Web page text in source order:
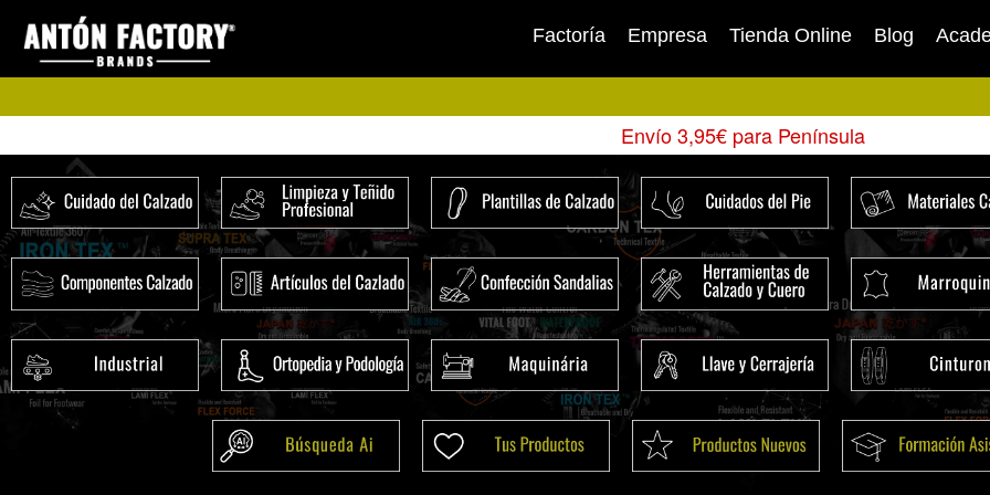
contenido
Factoría Empresa Tienda Online Blog
Envío 3,95€ para Península